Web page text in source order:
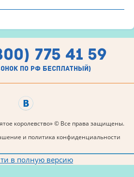
775 41 59
по рф бесплатный)
королевство» © Все права защищены.
и политика конфиденциальности
в полную версию